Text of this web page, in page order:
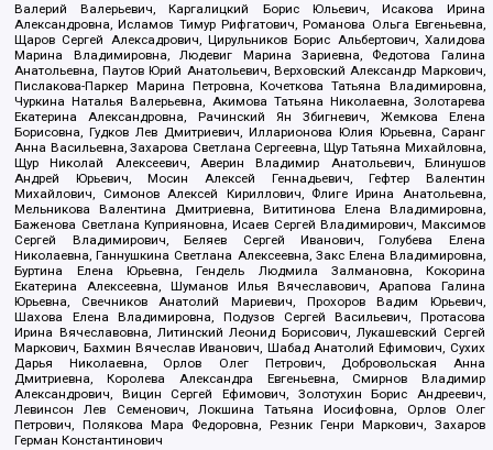
Валерий Валерьевич, Каргалицкий Борис Юльевич, Исакова Ирина
Александровна, Исламов Тимур Рифгатович, Романова Ольга Евгеньевна,
Щаров Сергей Алексадрович, Цирульников Борис Альбертович, Халидова
Марина Владимировна, Людевиг Марина Зариевна, Федотова Галина
Анатольевна, Паутов Юрий Анатольевич, Верховский Александр Маркович,
Пислакова-Паркер Марина Петровна, Кочеткова Татьяна Владимировна,
Чуркина Наталья Валерьевна, Акимова Татьяна Николаевна, Золотарева
Екатерина Александровна, Рачинский Ян Збигневич, Жемкова Елена
Борисовна, Гудков Лев Дмитриевич, Илларионова Юлия Юрьевна, Саранг
Анна Васильевна, Захарова Светлана Сергеевна, Щур Татьяна Михайловна,
Щур Николай Алексеевич, Аверин Владимир Анатольевич, Блинушов
Андрей Юрьевич, Мосин Алексей Геннадьевич, Гефтер Валентин
Михайлович, Симонов Алексей Кириллович, Флиге Ирина Анатольевна,
Мельникова Валентина Дмитриевна, Вититинова Елена Владимировна,
Баженова Светлана Куприяновна, Исаев Сергей Владимирович, Максимов
Сергей Владимирович, Беляев Сергей Иванович, Голубева Елена
Николаевна, Ганнушкина Светлана Алексеевна, Закс Елена Владимировна,
Буртина Елена Юрьевна, Гендель Людмила Залмановна, Кокорина
Екатерина Алексеевна, Шуманов Илья Вячеславович, Арапова Галина
Юрьевна, Свечников Анатолий Мариевич, Прохоров Вадим Юрьевич,
Шахова Елена Владимировна, Подузов Сергей Васильевич, Протасова
Ирина Вячеславовна, Литинский Леонид Борисович, Лукашевский Сергей
Маркович, Бахмин Вячеслав Иванович, Шабад Анатолий Ефимович, Сухих
Дарья Николаевна, Орлов Олег Петрович, Добровольская Анна
Дмитриевна, Королева Александра Евгеньевна, Смирнов Владимир
Александрович, Вицин Сергей Ефимович, Золотухин Борис Андреевич,
Левинсон Лев Семенович, Локшина Татьяна Иосифовна, Орлов Олег
Петрович, Полякова Мара Федоровна, Резник Генри Маркович, Захаров
Герман Константинович